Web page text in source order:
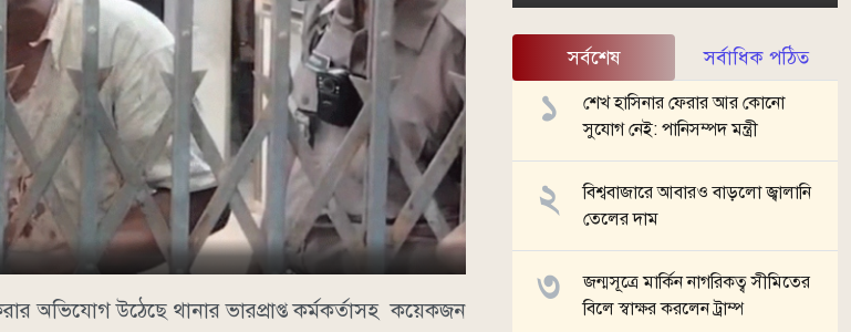
অভিযোগ উঠেছে থানার ভারপ্রাপ্ত কর্মকর্তাসহ কয়েকজন
সর্বশেষ সর্বাধিক পঠিত
শেখ হাসিনার ফেরার আর কোনো
সুযোগ নেই: পানিসম্পদ মন্ত্রী
বিশ্ববাজারে আবারও বাড়লো জ্বালানি
তেলের দাম
জন্মসূত্রে মার্কিন নাগরিকত্ব সীমিতের
বিলে স্বাক্ষর করলেন ট্রাম্প